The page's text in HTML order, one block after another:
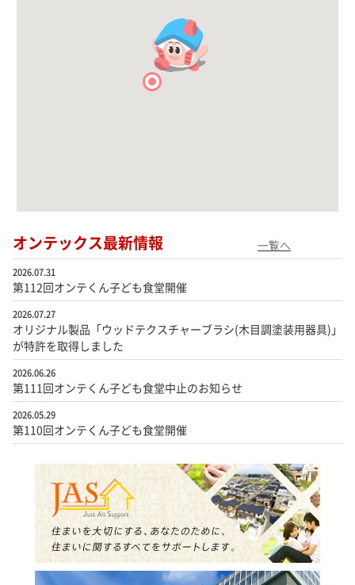
オンテックス最新情報 一覧へ
2026.07.31
第112回オンテくん子ども食堂開催
2026.07.27
オリジナル製品「ウッドテクスチャーブラシ(木目調塗装用器具)」
が特許を取得しました
2026.06.26
第111回オンテくん子ども食堂中止のお知らせ
2026.05.29
第110回オンテくん子ども食堂開催